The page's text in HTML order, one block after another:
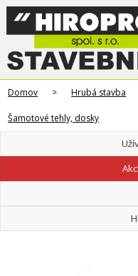
Domov > Hrubá stavba
Šamotové tehly, dosky